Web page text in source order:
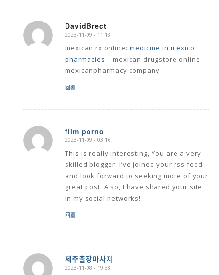
DavidBrect
says:
2023-11-09 - 11:13
mexican rx online: medicine in mexico
pharmacies – mexican drugstore online
mexicanpharmacy.company
回覆
film porno
says:
2023-11-09 - 03:16
This is really interesting, You are a very
skilled blogger. I’ve joined your rss feed
and look forward to seeking more of your
great post. Also, I have shared your site
in my social networks!
回覆
제주출장마사지
says:
2023-11-08 - 19:38